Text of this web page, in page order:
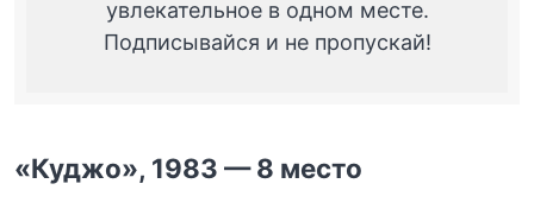
увлекательное в одном месте.
Подписывайся и не пропускай!
«Куджо», 1983 — 8 место